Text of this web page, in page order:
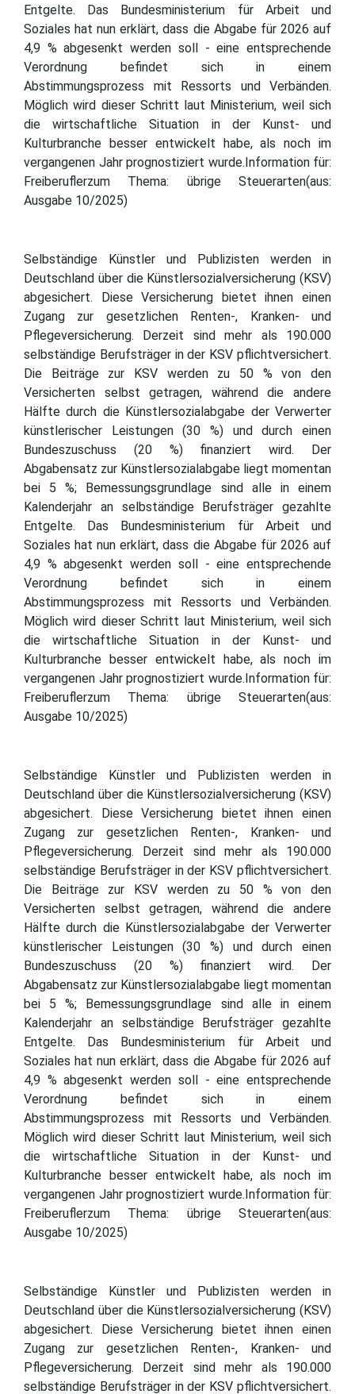
Entgelte. Das Bundesministerium für Arbeit und
Soziales hat nun erklärt, dass die Abgabe für 2026 auf
4,9 % abgesenkt werden soll - eine entsprechende
Verordnung befindet sich in einem
Abstimmungsprozess mit Ressorts und Verbänden.
Möglich wird dieser Schritt laut Ministerium, weil sich
die wirtschaftliche Situation in der Kunst- und
Kulturbranche besser entwickelt habe, als noch im
vergangenen Jahr prognostiziert wurde.Information für:
Freiberuflerzum Thema: übrige Steuerarten(aus:
Ausgabe 10/2025)
Selbständige Künstler und Publizisten werden in
Deutschland über die Künstlersozialversicherung (KSV)
abgesichert. Diese Versicherung bietet ihnen einen
Zugang zur gesetzlichen Renten-, Kranken- und
Pflegeversicherung. Derzeit sind mehr als 190.000
selbständige Berufsträger in der KSV pflichtversichert.
Die Beiträge zur KSV werden zu 50 % von den
Versicherten selbst getragen, während die andere
Hälfte durch die Künstlersozialabgabe der Verwerter
künstlerischer Leistungen (30 %) und durch einen
Bundeszuschuss (20 %) finanziert wird. Der
Abgabensatz zur Künstlersozialabgabe liegt momentan
bei 5 %; Bemessungsgrundlage sind alle in einem
Kalenderjahr an selbständige Berufsträger gezahlte
Entgelte. Das Bundesministerium für Arbeit und
Soziales hat nun erklärt, dass die Abgabe für 2026 auf
4,9 % abgesenkt werden soll - eine entsprechende
Verordnung befindet sich in einem
Abstimmungsprozess mit Ressorts und Verbänden.
Möglich wird dieser Schritt laut Ministerium, weil sich
die wirtschaftliche Situation in der Kunst- und
Kulturbranche besser entwickelt habe, als noch im
vergangenen Jahr prognostiziert wurde.Information für:
Freiberuflerzum Thema: übrige Steuerarten(aus:
Ausgabe 10/2025)
Selbständige Künstler und Publizisten werden in
Deutschland über die Künstlersozialversicherung (KSV)
abgesichert. Diese Versicherung bietet ihnen einen
Zugang zur gesetzlichen Renten-, Kranken- und
Pflegeversicherung. Derzeit sind mehr als 190.000
selbständige Berufsträger in der KSV pflichtversichert.
Die Beiträge zur KSV werden zu 50 % von den
Versicherten selbst getragen, während die andere
Hälfte durch die Künstlersozialabgabe der Verwerter
künstlerischer Leistungen (30 %) und durch einen
Bundeszuschuss (20 %) finanziert wird. Der
Abgabensatz zur Künstlersozialabgabe liegt momentan
bei 5 %; Bemessungsgrundlage sind alle in einem
Kalenderjahr an selbständige Berufsträger gezahlte
Entgelte. Das Bundesministerium für Arbeit und
Soziales hat nun erklärt, dass die Abgabe für 2026 auf
4,9 % abgesenkt werden soll - eine entsprechende
Verordnung befindet sich in einem
Abstimmungsprozess mit Ressorts und Verbänden.
Möglich wird dieser Schritt laut Ministerium, weil sich
die wirtschaftliche Situation in der Kunst- und
Kulturbranche besser entwickelt habe, als noch im
vergangenen Jahr prognostiziert wurde.Information für:
Freiberuflerzum Thema: übrige Steuerarten(aus:
Ausgabe 10/2025)
Selbständige Künstler und Publizisten werden in
Deutschland über die Künstlersozialversicherung (KSV)
abgesichert. Diese Versicherung bietet ihnen einen
Zugang zur gesetzlichen Renten-, Kranken- und
Pflegeversicherung. Derzeit sind mehr als 190.000
selbständige Berufsträger in der KSV pflichtversichert.